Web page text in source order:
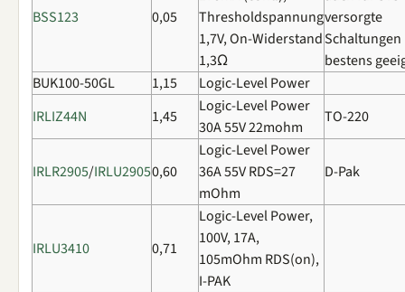
BSS123 0,05
Thresholdspannung
1,7V, On-Widerstand
1,3Ω
versorgte
Schaltungen
bestens
BUK100-50GL
1,15
Logic-Level Power
IRLIZ44N
1,45
Logic-Level Power
30A 55V 22mohm
TO-220
IRLR2905/IRLU29050,60
Logic-Level Power
36A 55V RDS=27
mOhm
D-Pak
IRLU3410 0,71
Logic-Level Power,
100V, 17A,
105mOhm RDS(on),
I-PAK